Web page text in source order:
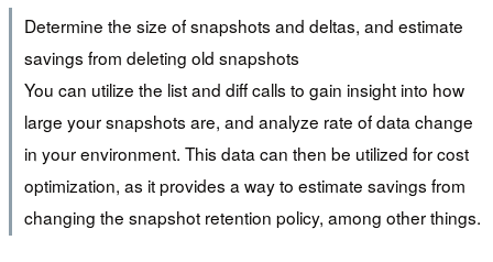
Determine the size of snapshots and deltas, and estimate
savings from deleting old snapshots
You can utilize the list and diff calls to gain insight into how
large your snapshots are, and analyze rate of data change
in your environment. This data can then be utilized for cost
optimization, as it provides a way to estimate savings from
changing the snapshot retention policy, among other things.